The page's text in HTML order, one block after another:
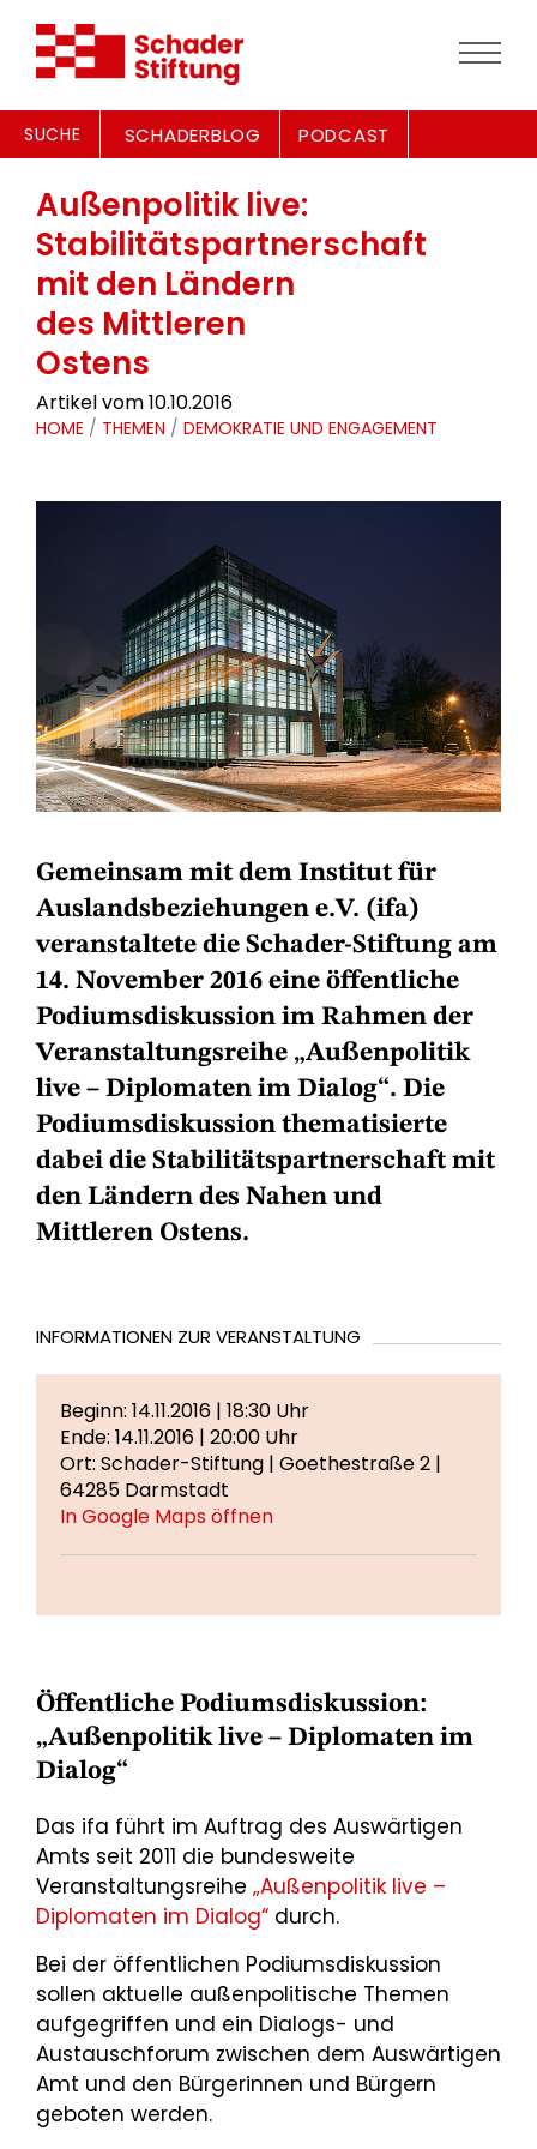
SUCHE SCHADERBLOG PODCAST
Außenpolitik live:
Stabilitätspartnerschaft
mit den Ländern
des Mittleren
Ostens
Artikel vom 10.10.2016
HOME / THEMEN / DEMOKRATIE UND ENGAGEMENT
Gemeinsam mit dem Institut für
Auslandsbeziehungen e.V. (ifa)
veranstaltete die Schader-Stiftung am
14. November 2016 eine öffentliche
Podiumsdiskussion im Rahmen der
Veranstaltungsreihe „Außenpolitik
live – Diplomaten im Dialog“. Die
Podiumsdiskussion thematisierte
dabei die Stabilitätspartnerschaft mit
den Ländern des Nahen und
Mittleren Ostens.
INFORMATIONEN ZUR VERANSTALTUNG
Beginn: 14.11.2016 | 18:30 Uhr
Ende: 14.11.2016 | 20:00 Uhr
Ort: Schader-Stiftung | Goethestraße 2 |
64285 Darmstadt
In Google Maps öffnen
Öffentliche Podiumsdiskussion:
„Außenpolitik live – Diplomaten im
Dialog“
Das ifa führt im Auftrag des Auswärtigen
Amts seit 2011 die bundesweite
Veranstaltungsreihe „Außenpolitik live –
Diplomaten im Dialog“ durch.
Bei der öffentlichen Podiumsdiskussion
sollen aktuelle außenpolitische Themen
aufgegriffen und ein Dialogs- und
Austauschforum zwischen dem Auswärtigen
Amt und den Bürgerinnen und Bürgern
geboten werden.